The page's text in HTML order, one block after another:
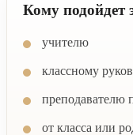
Кому подойдет
учителю
классному
преподавателю
от класса или